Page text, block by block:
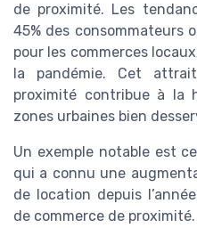
de proximité. Les
45% des consommateurs
pour les commerces
la pandémie. Cet
proximité contribue à la
zones urbaines bien
Un exemple notable est
qui a connu une
de location depuis
de commerce de